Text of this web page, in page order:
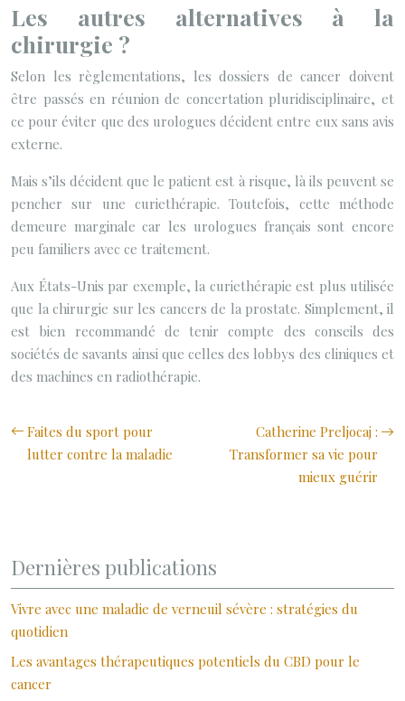
Les autres alternatives à la
chirurgie ?
Selon les règlementations, les dossiers de cancer doivent
être passés en réunion de concertation pluridisciplinaire, et
ce pour éviter que des urologues décident entre eux sans avis
externe.
Mais s’ils décident que le patient est à risque, là ils peuvent se
pencher sur une curiethérapie. Toutefois, cette méthode
demeure marginale car les urologues français sont encore
peu familiers avec ce traitement.
Aux États-Unis par exemple, la curiethérapie est plus utilisée
que la chirurgie sur les cancers de la prostate. Simplement, il
est bien recommandé de tenir compte des conseils des
sociétés de savants ainsi que celles des lobbys des cliniques et
des machines en radiothérapie.
Faites du sport pour
lutter contre la maladie
Catherine Preljocaj :
Transformer sa vie pour
mieux guérir
Dernières publications
Vivre avec une maladie de verneuil sévère : stratégies du
quotidien
Les avantages thérapeutiques potentiels du CBD pour le
cancer